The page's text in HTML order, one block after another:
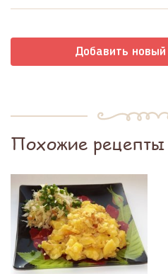
Добавить
Похожие рецепты